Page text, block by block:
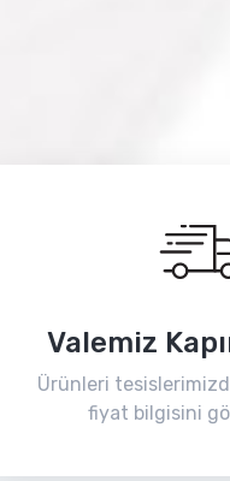
Valemiz
Ürünleri
fiyat bilgisini